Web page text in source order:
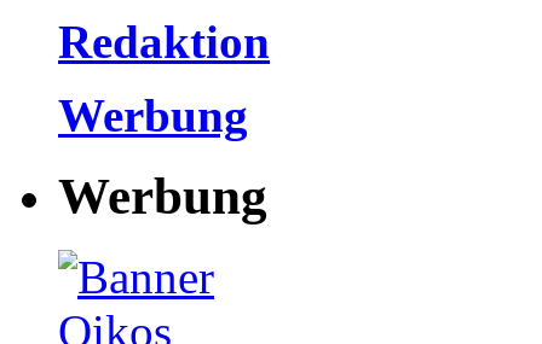
Redaktion
Werbung
Werbung